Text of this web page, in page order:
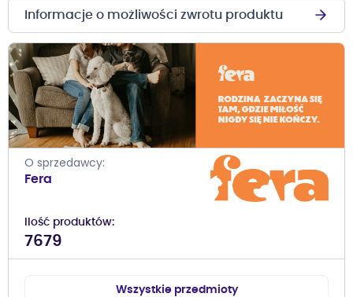
Informacje o możliwości zwrotu produktu
O sprzedawcy
Fera
Ilość produktów
7679
Wszystkie przedmioty